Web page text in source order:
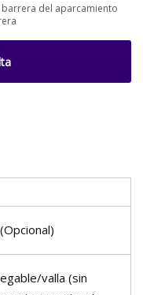
del aparcamiento
valla (sin